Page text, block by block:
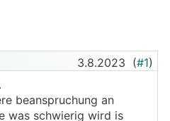
3.8.2023 (#1)
beanspruchung an
was schwierig wird is